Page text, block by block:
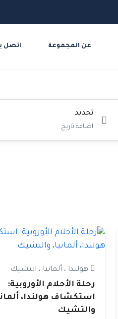
عن المجموعة اتصل
تحديد
اضافة تاريخ
هولندا ، ألمانيا ، التشيك
رحلة الأحلام الأوروبية:
استكشاف هولندا،
والتشيك